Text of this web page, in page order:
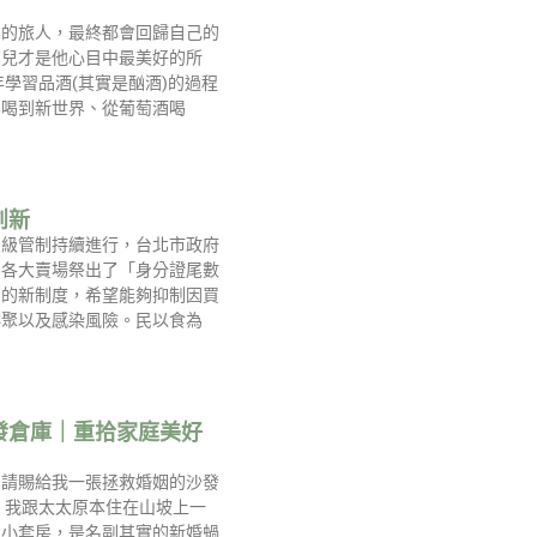
旅人，最終都會回歸自己的
才是他心目中最美好的所
習品酒(其實是酗酒)的過程
到新世界、從葡萄酒喝
新
管制持續進行，台北市政府
大賣場祭出了「身分證尾數
新制度，希望能夠抑制因買
以及感染風險。民以食為
倉庫｜重拾家庭美好
賜給我一張拯救婚姻的沙發
我跟太太原本住在山坡上一
套房，是名副其實的新婚蝸